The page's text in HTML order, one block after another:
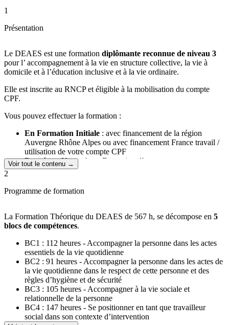
1
Présentation
Le DEAES est une formation diplômante reconnue de niveau 3
pour l’ accompagnement à la vie en structure collective, la vie à
domicile et à l’éducation inclusive et à la vie ordinaire.
Elle est inscrite au RNCP et éligible à la mobilisation du compte
CPF.
Vous pouvez effectuer la formation :
En Formation Initiale : avec financement de la région
Auvergne Rhône Alpes ou avec financement France travail /
utilisation de votre compte CPF
Rentrée en Novembre - Formation d’un an
qui prend en charge votre formation (contrat de
(ex Fongecif) par exemple)
Rentrée novembre - Formation d’un an
En Contrat d’Apprentissage: sous réserve de signer un
contrat avec un employeur
Rentrée en novembre - Formation de 12 mois, (par
convention avec le CFA Aktéap)
Durée de formation :
En Formation Initiale ou Continue :
Voir tout le contenu →
2
Programme de formation
La Formation Théorique du DEAES de 567 h, se décompose en 5
blocs de compétences.
BC1 : 112 heures - Accompagner la personne dans les actes
essentiels de la vie quotidienne
BC2 : 91 heures - Accompagner la personne dans les actes de
la vie quotidienne dans le respect de cette personne et des
règles d’hygiène et de sécurité
BC3 : 105 heures - Accompagner à la vie sociale et
relationnelle de la personne
BC4 : 147 heures - Se positionner en tant que travailleur
social dans son contexte d’intervention